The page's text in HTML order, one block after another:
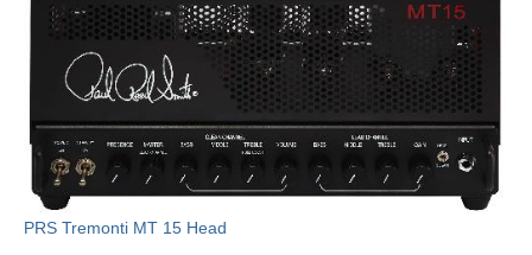
PRS Tremonti MT 15 Head